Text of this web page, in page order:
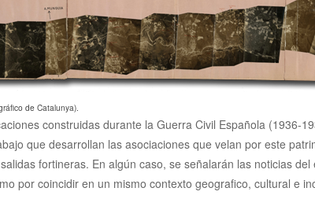
de Catalunya).
construidas durante la Guerra Civil Española (1936-
que desarrollan las asociaciones que velan por este
fortineras. En algún caso, se señalarán las noticias
por coincidir en un mismo contexto geografico, cultural e